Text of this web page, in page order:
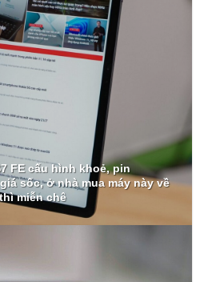
FE cấu hình khoẻ, pin
sốc, ở nhà mua máy này về
miễn chê